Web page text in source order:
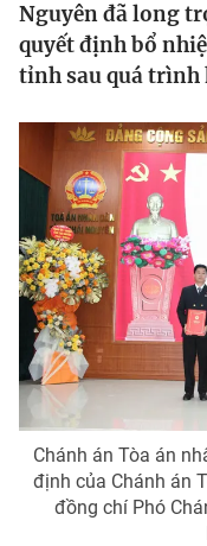
Thế giới
Tin tức
Thế giới đó đây
Câu chuyện quốc tế
Tài chính
Thị trường
Góc doanh nghiệp
Dữ liệu và đời
Truyền hình
Phim VTV
Hậu trường
Nhân vật
Khán giả
Giải sao mai
Giải trí
Điện ảnh
Âm nhạc
Sao
Đời sống
Du lịch
Làm đẹp
Chất lượng cuộc
Giáo dục
Tuyển sinh
Công nghệ
Nguyên đã long
quyết định bổ
tỉnh sau quá trình
Chánh án Tòa án
định của Chánh án
đồng chí Phó